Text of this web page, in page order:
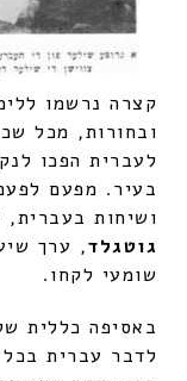
קצרה נרשמו
ובחורות, מכל
לעברית הפכו
בעיר. מפעם
ושיחות בעברית,
גוטגלד, ערך
שומעי לקחו.
באסיפה כללית
לדבר עברית